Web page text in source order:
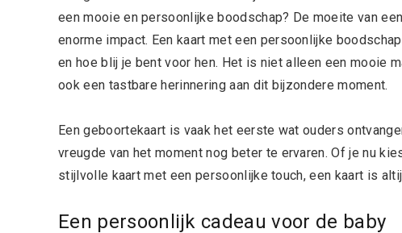
een mooie en persoonlijke boodschap? De moeite van een
enorme impact. Een kaart met een persoonlijke
en hoe blij je bent voor hen. Het is niet alleen een mooie
ook een tastbare herinnering aan dit bijzondere moment.
Een geboortekaart is vaak het eerste wat ouders
vreugde van het moment nog beter te ervaren. Of je nu
stijlvolle kaart met een persoonlijke touch, een kaart is
Een persoonlijk cadeau voor de baby